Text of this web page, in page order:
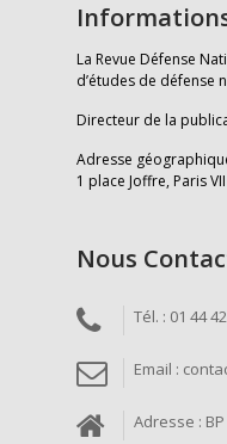
La Revue Défense
d’études de défense
Directeur de la
Adresse
1 place Joffre, Paris VII
Nous
Tél. : 01 44
Email :
Adresse :